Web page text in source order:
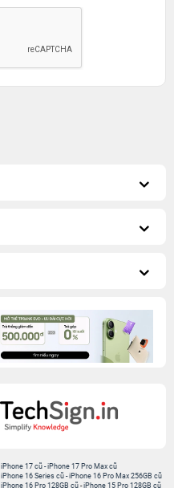
iPhone 17 cũ-iPhone 17 Pro Max cũ
iPhone 16 Series cũ- iPhone 16 Pro Max 256GB cũ
iPhone 16 Pro 128GB cũ-iPhone 15 Pro 128GB cũ